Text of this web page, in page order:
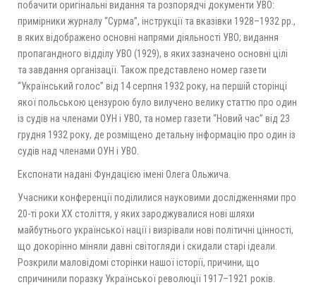
побачити оригінальні видання та розпорядчі документи УВО:
примірники журналу “Сурма”, інструкції та вказівки 1928–1932 рр.,
в яких відображено основні напрями діяльності УВО; видання
пропагандного відділу УВО (1929), в яких зазначено основні цілі
та завдання організації. Також представлено номер газети
“Український голос” від 14 серпня 1932 року, на першій сторінці
якої польською цензурою було вилучено велику статтю про один
із судів на членами ОУН і УВО, та номер газети “Новий час” від 23
грудня 1932 року, де розміщено детальну інформацію про один із
судів над членами ОУН і УВО.
Експонати надані Фундацією імені Олега Ольжича.
Учасники конференції поділилися науковими дослідженнями про
20-ті роки ХХ століття, у яких зароджувалися нові шляхи
майбутнього української нації і визрівали нові політичні цінності,
що докорінно міняли давні світогляди і скидали старі ідеали.
Розкрили маловідомі сторінки нашої історії, причини, що
спричинили поразку Української революції 1917–1921 років.